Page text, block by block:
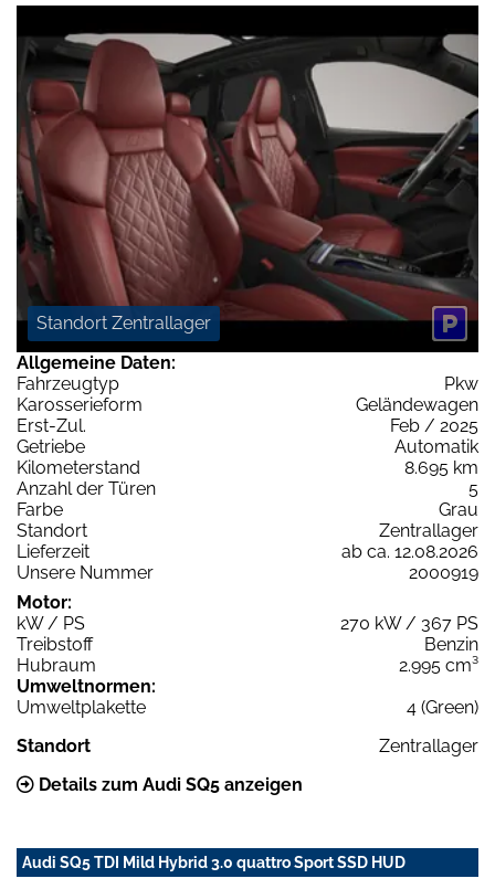
Standort Zentrallager
Allgemeine Daten:
Fahrzeugtyp
Pkw
Karosserieform
Geländewagen
Erst-Zul.
Feb / 2025
Getriebe
Automatik
Kilometerstand
8.695 km
Anzahl der Türen
5
Farbe
Grau
Standort
Zentrallager
Lieferzeit
ab ca. 12.08.2026
Unsere Nummer
2000919
Motor:
kW / PS
270 kW / 367 PS
Treibstoff
Benzin
Hubraum
2.995 cm³
Umweltnormen:
Umweltplakette
4 (Green)
Standort
Zentrallager
Details zum Audi SQ5 anzeigen
Audi SQ5 TDI Mild Hybrid 3.0 quattro Sport SSD HUD